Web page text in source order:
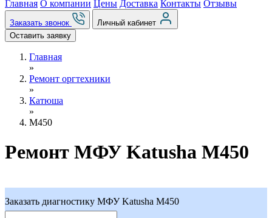
Главная О компании Цены Доставка Контакты Отзывы
Заказать звонок
Личный кабинет
Оставить заявку
Главная
»
Ремонт оргтехники
»
Катюша
»
M450
Ремонт МФУ Katusha M450
Заказать диагностику МФУ Katusha M450